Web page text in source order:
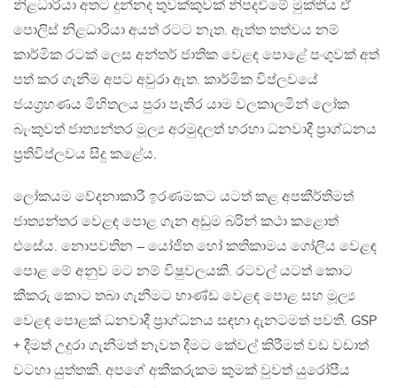
නිළධාරියා අතට දුන්නද තුවක්කුවක් නිපදවීමේ මුක්තිය ඒ
පොලිස් නිළධාරියා අයත් රටට නැත. ඇත්ත තත්වය නම්
කාර්මික රටක් ලෙස අන්තර් ජාතික වෙළඳ පොළේ පංගුවක් අත්
පත් කර ගැනීම අපට අවුරා ඇත. කාර්මික විප්ලවයේ
ජයග්‍රහණය මිහිතලය පුරා පැතිර යාම වලකාලමින් ලෝක
බැංකුවත් ජාත්‍යන්තර මූල්‍ය අරමුදලත් හරහා ධනවාදී ප්‍රාග්ධනය
ප්‍රතිවිප්ලවය සිදු කළේය.
ලෝකයම වේදනාකාරී ඉරණමකට යටත් කළ අපකීර්තිමත්
ජාත්‍යන්තර වෙළඳ පොළ ගැන අඩුම බරින් කථා කළොත්
එසේය. නොපවතින – යෝජිත හෝ කතිකාමය ගෝලීය වෙළඳ
පොළ මේ අනුව මට නම් විෂුවලයකි. රටවල් යටත් කොට
කීකරු කොට තබා ගැනීමට භාණ්ඩ වෙළඳ පොළ සහ මූල්‍ය
වෙළඳ පොළක් ධනවාදී ප්‍රාග්ධනය සඳහා දැනටමත් පවතී. GSP
+ දීමත් උදුරා ගැනීමත් නැවත දීමට කේවල් කිරීමත් වඩ වඩාත්
වටහා යුත්තකි. අපගේ අකීකරුකම කුමක් වුවත් යුරෝපීය